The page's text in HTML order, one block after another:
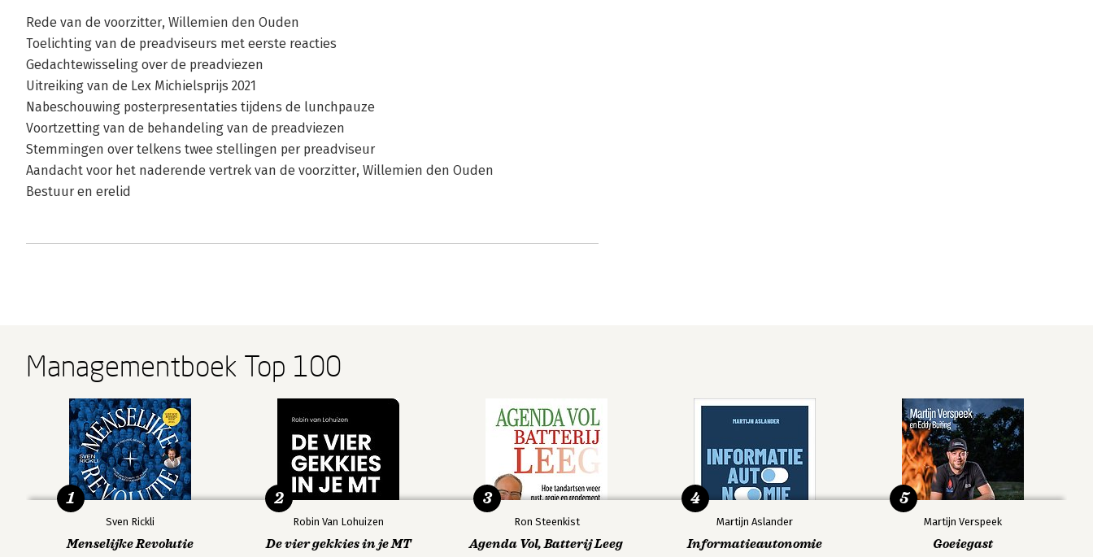
Rede van de voorzitter, Willemien den Ouden
Toelichting van de preadviseurs met eerste reacties
Gedachtewisseling over de preadviezen
Uitreiking van de Lex Michielsprijs 2021
Nabeschouwing posterpresentaties tijdens de lunchpauze
Voortzetting van de behandeling van de preadviezen
Stemmingen over telkens twee stellingen per preadviseur
Aandacht voor het naderende vertrek van de voorzitter, Willemien den Ouden
Bestuur en erelid
Managementboek Top 100
Sven Rickli
Menselijke Revolutie
1
Robin Van Lohuizen
De vier gekkies in je MT
2
Ron Steenkist
Agenda Vol, Batterij Leeg
3
Martijn Aslander
Informatieautonomie
4
Martijn Verspeek
Goeiegast
5